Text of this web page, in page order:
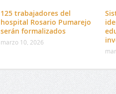
125 trabajadores del
hospital Rosario Pumarejo
serán formalizados
marzo 10, 2026